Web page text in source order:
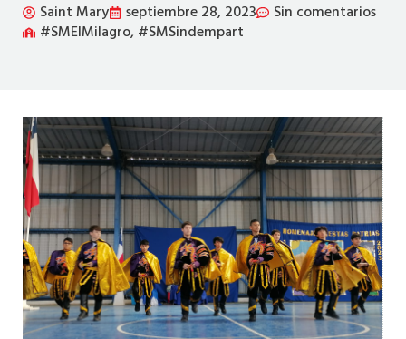
Saint Mary septiembre 28, 2023
Sin comentarios
#SMElMilagro, #SMSindempart